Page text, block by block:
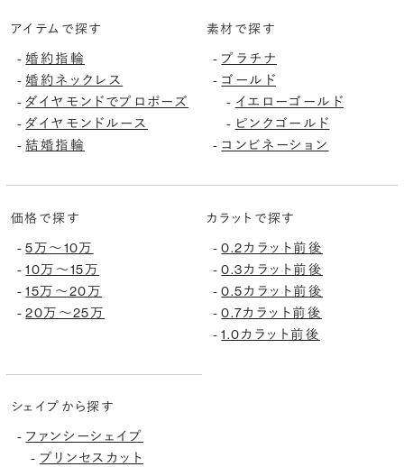
アイテムで探す
-婚約指輪
-婚約ネックレス
-ダイヤモンドでプロポーズ
-ダイヤモンドルース
-結婚指輪
素材で探す
- プラチナ
- ゴールド
- イエローゴールド
- ピンクゴールド
- コンビネーション
価格で探す
-5万〜10万
-10万〜15万
-15万〜20万
-20万〜25万
カラットで探す
-0.2カラット前後
-0.3カラット前後
-0.5カラット前後
-0.7カラット前後
-1.0カラット前後
シェイプから探す
- ファンシーシェイプ
- プリンセスカット